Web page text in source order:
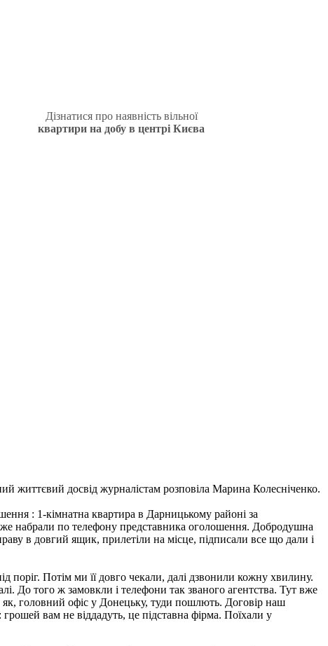
Дізнатися про наявність вільної
квартири на добу в центрі Києва
життєвий досвід журналістам розповіла Марина Колесніченко.
: 1-кімнатна квартира в Дарницькому районі за
набрали по телефону представника оголошення. Добродушна
в довгий ящик, прилетіли на місце, підписали все що дали і
поріг. Потім ми її довго чекали, далі дзвонили кожну хвилину.
До того ж замовкли і телефони так званого агентства. Тут вже
як, головний офіс у Донецьку, туди пошлють. Договір наш
вам не віддадуть, це підставна фірма. Поїхали у